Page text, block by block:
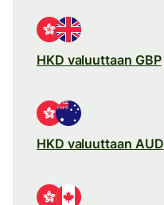
HKD valuuttaan GBP
HKD valuuttaan AUD